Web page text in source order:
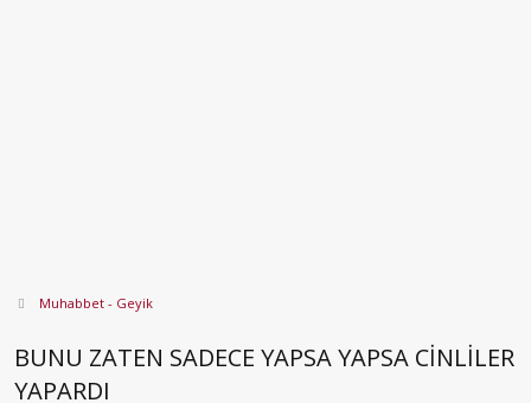
Muhabbet - Geyik
BUNU ZATEN SADECE YAPSA YAPSA CİNLİLER
YAPARDI